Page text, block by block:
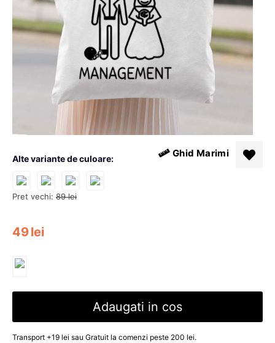
Pret vechi: 89 lei
49lei
Alte variante de culoare: Ghid Marimi
Adaugati in cos
Transport +19 lei sau Gratuit la comenzi peste 200 lei.